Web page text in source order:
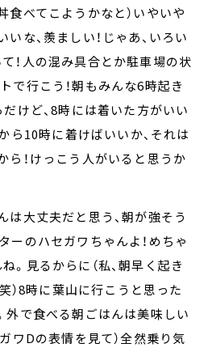
食べてこようかなと）いやいや
な、羨ましい！じゃあ、いろい
！人の混み具合とか駐車場の状
で行こう！朝もみんな6時起き
けど、8時には着いた方がいい
ら10時に着けばいいか、それは
ら！けっこう人がいると思うか
は大丈夫だと思う、朝が強そう
ーのハセガワちゃんよ！めちゃ
。見るからに（私、朝早く起き
笑）8時に葉山に行こうと思った
外で食べる朝ごはんは美味しい
ワDの表情を見て）全然乗り気